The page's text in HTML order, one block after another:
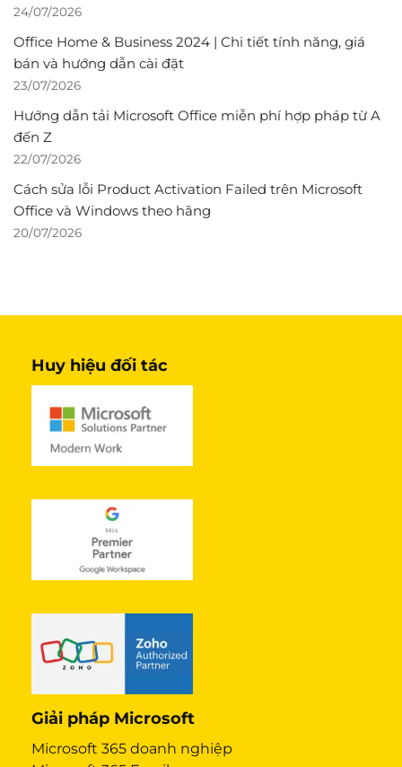
24/07/2026
Office Home & Business 2024 | Chi tiết tính năng, giá
bán và hướng dẫn cài đặt
23/07/2026
Hướng dẫn tải Microsoft Office miễn phí hợp pháp từ A
đến Z
22/07/2026
Cách sửa lỗi Product Activation Failed trên Microsoft
Office và Windows theo hãng
20/07/2026
Huy hiệu đối tác
Giải pháp Microsoft
Microsoft 365 doanh nghiệp